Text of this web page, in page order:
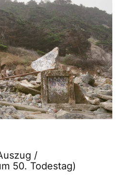
/
50. Todestag)